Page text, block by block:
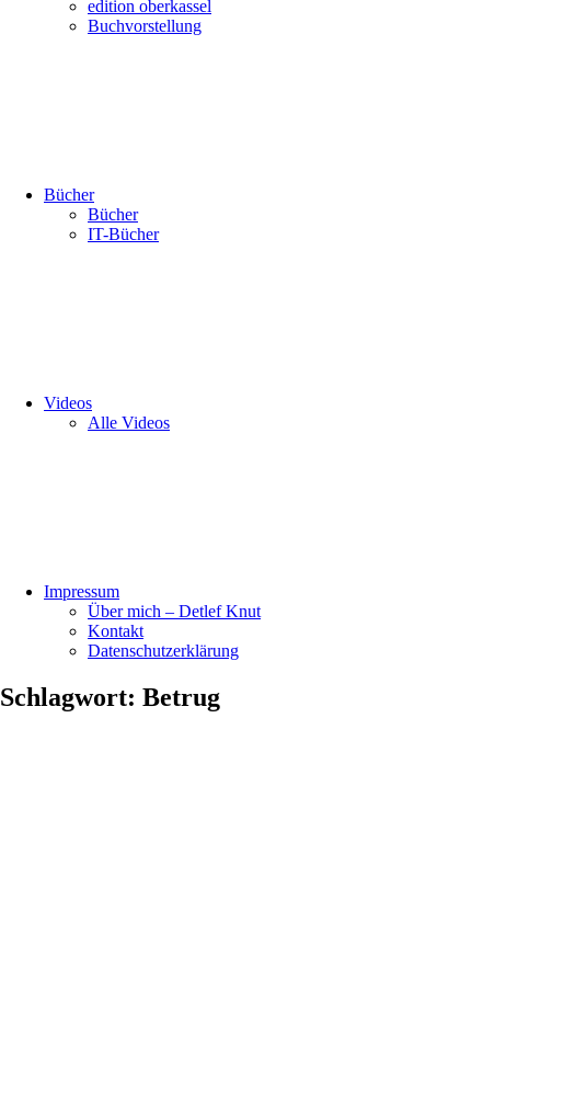
edition oberkassel
Buchvorstellung
Bücher
Bücher
IT-Bücher
Videos
Alle Videos
Impressum
Über mich – Detlef Knut
Kontakt
Datenschutzerklärung
Schlagwort: Betrug